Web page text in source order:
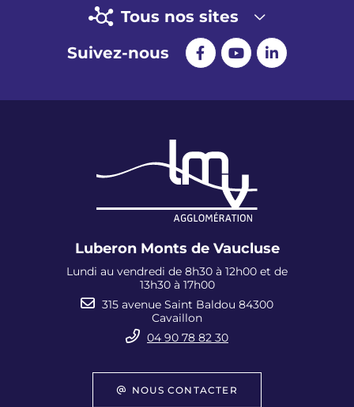
Tous nos sites
Suivez-nous
Luberon Monts de Vaucluse
Lundi au vendredi de 8h30 à 12h00 et de
13h30 à 17h00
315 avenue Saint Baldou 84300
Cavaillon
04 90 78 82 30
NOUS CONTACTER